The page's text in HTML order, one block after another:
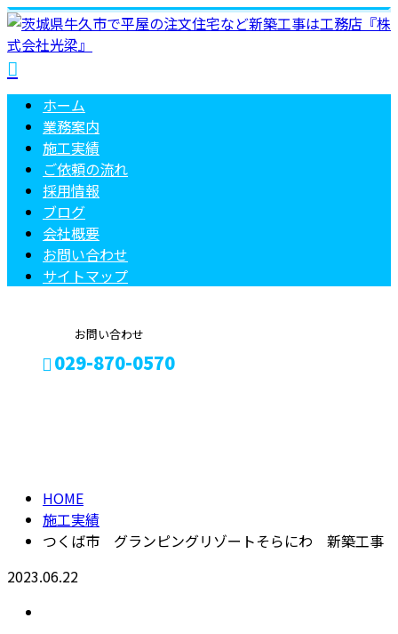
ホーム
業務案内
施工実績
ご依頼の流れ
採用情報
ブログ
会社概要
お問い合わせ
サイトマップ
お問い合わせ
029-870-0570
HOME
施工実績
つくば市 グランピングリゾートそらにわ 新築工事
2023.06.22